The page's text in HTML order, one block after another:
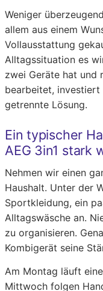
Weniger
allem aus einem
Vollausstattung
Alltagssituation es
zwei Geräte hat und
bearbeitet,
getrennte Lösung.
Ein typischer
AEG 3in1 stark
Nehmen wir einen
Haushalt. Unter der
Sportkleidung, ein
Alltagswäsche an.
zu organisieren.
Kombigerät seine
Am Montag läuft
Mittwoch folgen